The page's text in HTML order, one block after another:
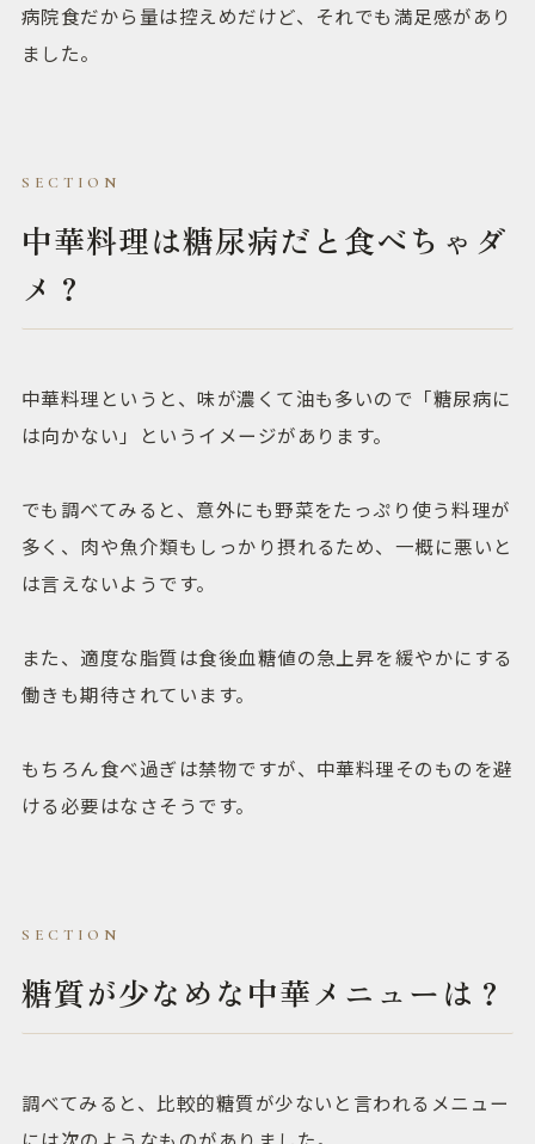
病院食だから量は控えめだけど、それでも満足感があり
ました。
中華料理は糖尿病だと食べちゃダ
メ？
中華料理というと、味が濃くて油も多いので「糖尿病に
は向かない」というイメージがあります。
でも調べてみると、意外にも野菜をたっぷり使う料理が
多く、肉や魚介類もしっかり摂れるため、一概に悪いと
は言えないようです。
また、適度な脂質は食後血糖値の急上昇を緩やかにする
働きも期待されています。
もちろん食べ過ぎは禁物ですが、中華料理そのものを避
ける必要はなさそうです。
糖質が少なめな中華メニューは？
調べてみると、比較的糖質が少ないと言われるメニュー